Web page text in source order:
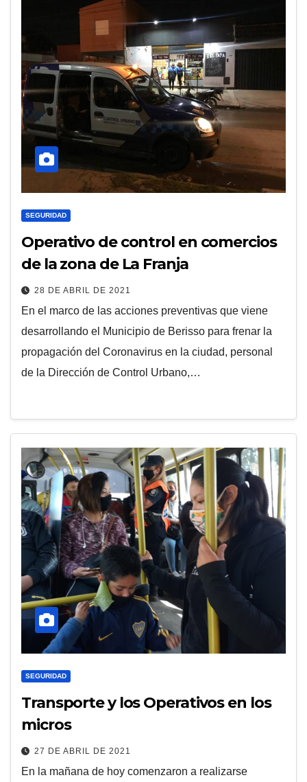
SEGURIDAD
Operativo de control en comercios
de la zona de La Franja
28 DE ABRIL DE 2021
En el marco de las acciones preventivas que viene
desarrollando el Municipio de Berisso para frenar la
propagación del Coronavirus en la ciudad, personal
de la Dirección de Control Urbano,…
SEGURIDAD
Transporte y los Operativos en los
micros
27 DE ABRIL DE 2021
En la mañana de hoy comenzaron a realizarse